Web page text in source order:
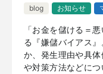
blog
お知らせ
「お金を儲ける＝
る『嫌儲バイアス
か、発生理由や具
や対策方法などに